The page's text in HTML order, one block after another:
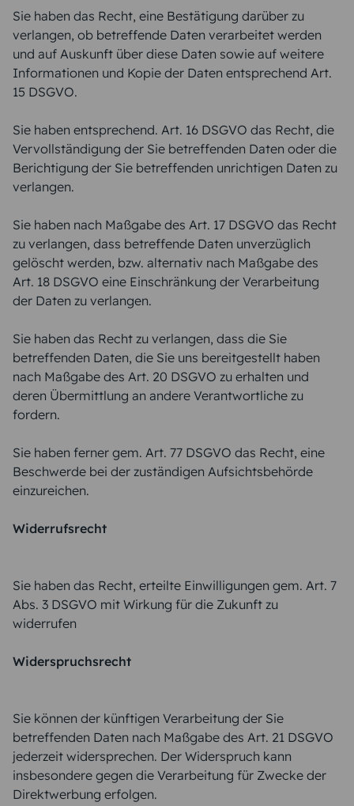
Sie haben das Recht, eine Bestätigung darüber zu
verlangen, ob betreffende Daten verarbeitet werden
und auf Auskunft über diese Daten sowie auf weitere
Informationen und Kopie der Daten entsprechend Art.
15 DSGVO.
Sie haben entsprechend. Art. 16 DSGVO das Recht, die
Vervollständigung der Sie betreffenden Daten oder die
Berichtigung der Sie betreffenden unrichtigen Daten zu
verlangen.
Sie haben nach Maßgabe des Art. 17 DSGVO das Recht
zu verlangen, dass betreffende Daten unverzüglich
gelöscht werden, bzw. alternativ nach Maßgabe des
Art. 18 DSGVO eine Einschränkung der Verarbeitung
der Daten zu verlangen.
Sie haben das Recht zu verlangen, dass die Sie
betreffenden Daten, die Sie uns bereitgestellt haben
nach Maßgabe des Art. 20 DSGVO zu erhalten und
deren Übermittlung an andere Verantwortliche zu
fordern.
Sie haben ferner gem. Art. 77 DSGVO das Recht, eine
Beschwerde bei der zuständigen Aufsichtsbehörde
einzureichen.
Widerrufsrecht
Sie haben das Recht, erteilte Einwilligungen gem. Art. 7
Abs. 3 DSGVO mit Wirkung für die Zukunft zu
widerrufen
Widerspruchsrecht
Sie können der künftigen Verarbeitung der Sie
betreffenden Daten nach Maßgabe des Art. 21 DSGVO
jederzeit widersprechen. Der Widerspruch kann
insbesondere gegen die Verarbeitung für Zwecke der
Direktwerbung erfolgen.